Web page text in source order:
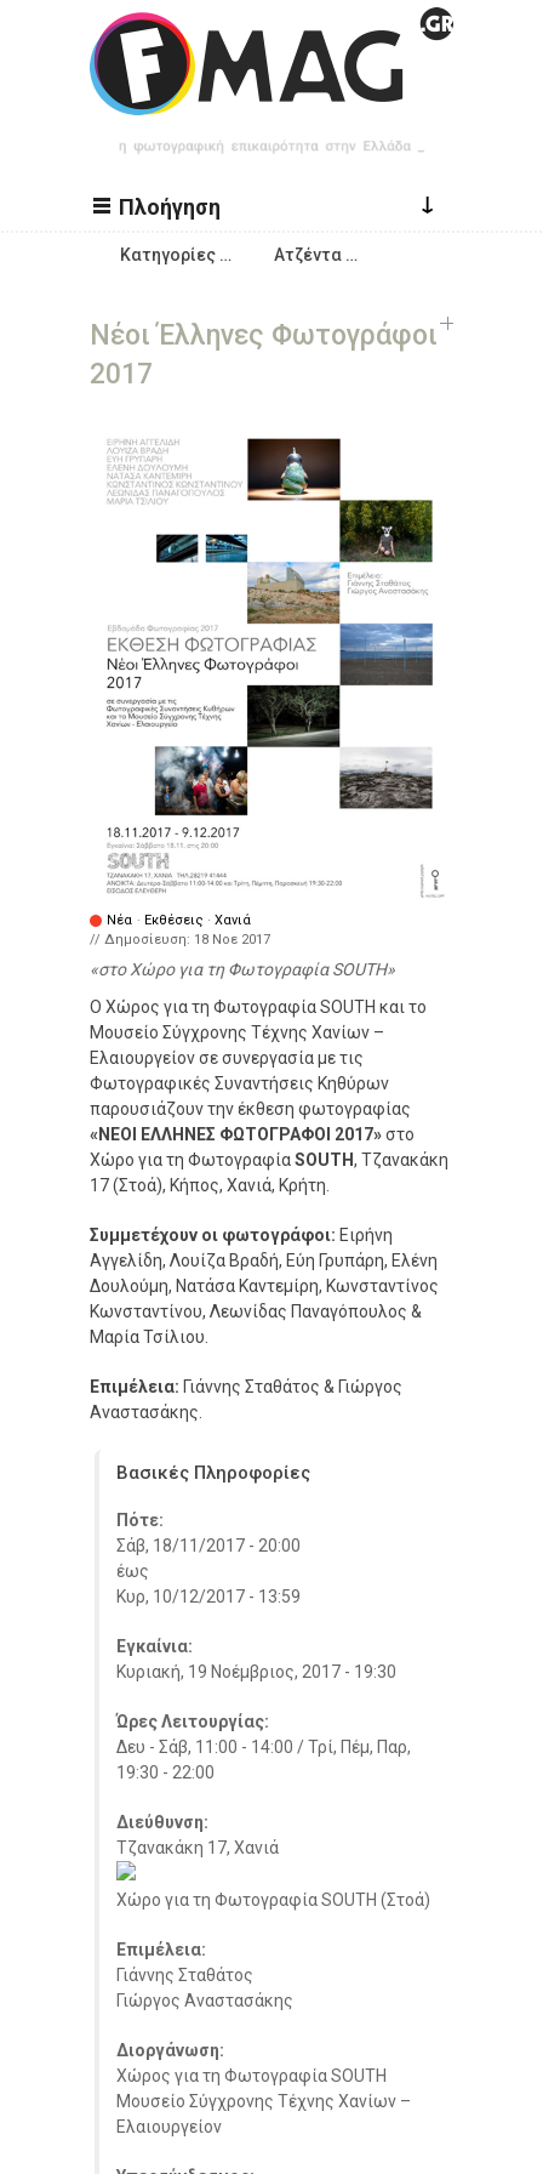
Παράκαμψη προς το κυρίως περιεχόμενο
Πλοήγηση ↓
Κατηγορίες … Ατζέντα …
Νέοι Έλληνες Φωτογράφοι
2017
Νέα · Εκθέσεις · Χανιά
// Δημοσίευση: 18 Νοε 2017
στο Χώρο για τη Φωτογραφία SOUTH
Ο Χώρος για τη Φωτογραφία SOUTH και το
Μουσείο Σύγχρονης Τέχνης Χανίων –
Ελαιουργείον σε συνεργασία με τις
Φωτογραφικές Συναντήσεις Κηθύρων
παρουσιάζουν την έκθεση φωτογραφίας
«ΝΕΟΙ ΕΛΛΗΝΕΣ ΦΩΤΟΓΡΑΦΟΙ 2017»στο
Χώρο για τη ΦωτογραφίαSOUTH, Τζανακάκη
17 (Στοά), Κήπος, Χανιά, Κρήτη.
Συμμετέχουν οι φωτογράφοι: Ειρήνη
Αγγελίδη, Λουίζα Βραδή, Εύη Γρυπάρη, Ελένη
Δουλούμη, Νατάσα Καντεμίρη, Κωνσταντίνος
Κωνσταντίνου, Λεωνίδας Παναγόπουλος &
Μαρία Τσίλιου.
Επιμέλεια: Γιάννης Σταθάτος & Γιώργος
Αναστασάκης.
Βασικές Πληροφορίες
Πότε:
Σάβ, 18/11/2017 - 20:00
έως
Κυρ, 10/12/2017 - 13:59
Εγκαίνια:
Κυριακή, 19 Νοέμβριος, 2017 - 19:30
Ώρες Λειτουργίας:
Δευ - Σάβ, 11:00 - 14:00 / Τρί, Πέμ, Παρ,
19:30 - 22:00
Διεύθυνση:
Τζανακάκη 17, Χανιά
Χώρο για τη Φωτογραφία SOUTH (Στοά)
Επιμέλεια:
Γιάννης Σταθάτος
Γιώργος Αναστασάκης
Διοργάνωση:
Χώρος για τη Φωτογραφία SOUTH
Μουσείο Σύγχρονης Τέχνης Χανίων –
Ελαιουργείον